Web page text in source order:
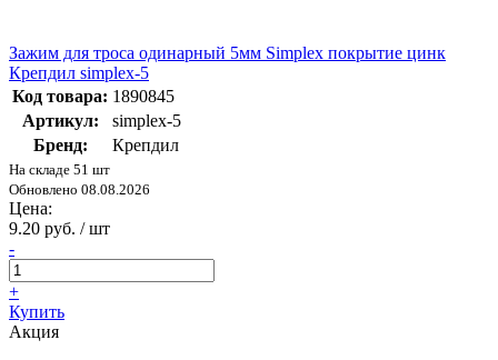
Зажим для троса одинарный 5мм Simplex покрытие цинк
Крепдил simplex-5
Код товара: 1890845
Артикул:
simplex-5
Бренд:
Крепдил
На складе 51 шт
Обновлено 08.08.2026
Цена:
9.20 руб. / шт
-
+
Купить
Акция